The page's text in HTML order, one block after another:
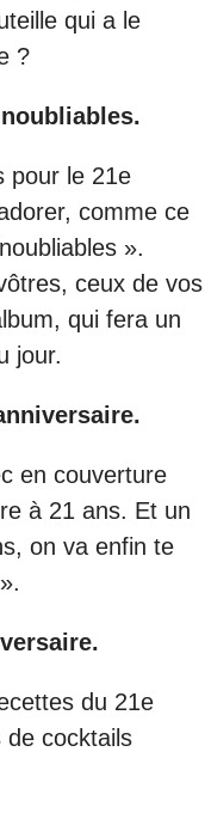
qui a le
?
pour le 21e
comme ce
».
ceux de vos
qui fera un
jour.
en couverture
à 21 ans. Et un
on va enfin te
du 21e
de cocktails